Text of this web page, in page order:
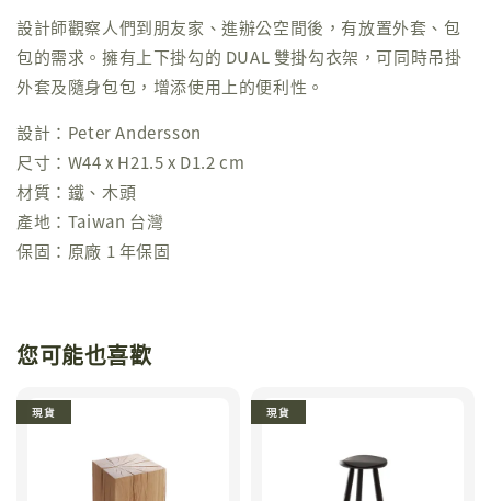
設計師觀察人們到朋友家、進辦公空間後，有放置外套、包
包的需求。擁有上下掛勾的 DUAL 雙掛勾衣架，可同時吊掛
外套及隨身包包，增添使用上的便利性。
設計：Peter Andersson
尺寸：W44 x H21.5 x D1.2 cm
材質：鐵、木頭
產地：Taiwan 台灣
保固：原廠 1 年保固
您可能也喜歡
現貨 現貨